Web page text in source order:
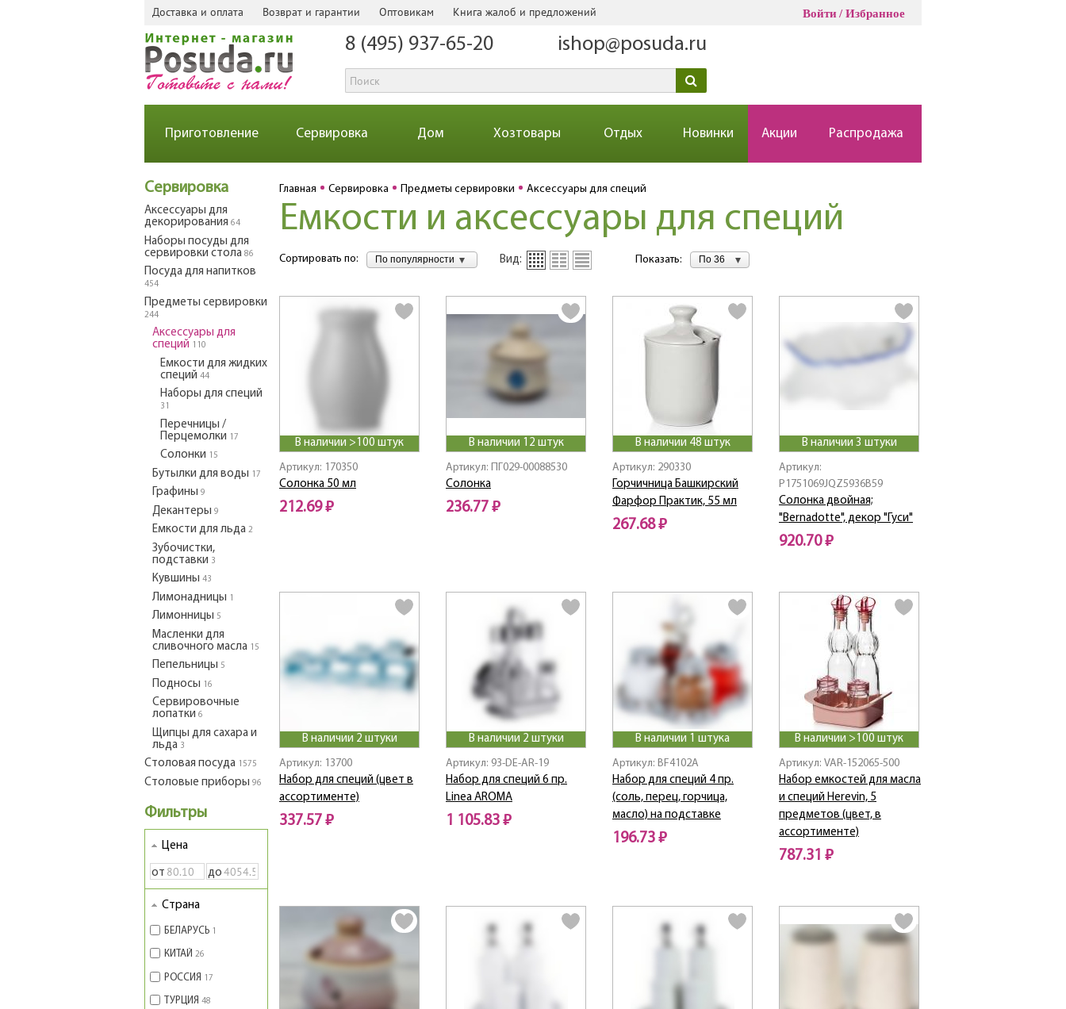
Доставка и оплата Возврат и гарантии Оптовикам Книга жалоб и предложений Войти Избранное
8 (495) 937-65-20 ishop@posuda.ru
Приготовление Сервировка Дом Хозтовары Отдых Новинки Акции Распродажа
Сервировка
Аксессуары для
декорирования 64
Наборы посуды для
сервировки стола 86
Посуда для напитков
454
Предметы сервировки
244
Аксессуары для
специй 110
Емкости для жидких
специй 44
Наборы для специй
31
Перечницы /
Перцемолки 17
Солонки 15
Бутылки для воды 17
Графины 9
Декантеры 9
Емкости для льда 2
Зубочистки,
подставки 3
Кувшины 43
Лимонадницы 1
Лимонницы 5
Масленки для
сливочного масла 15
Пепельницы 5
Подносы 16
Сервировочные
лопатки 6
Щипцы для сахара и
льда 3
Столовая посуда 1575
Столовые приборы 96
Фильтры
Цена
от до
Страна
БЕЛАРУСЬ 1
КИТАЙ 26
РОССИЯ 17
ТУРЦИЯ 48
Главная Сервировка Предметы сервировки Аксессуары для специй
Емкости и аксессуары для специй
Сортировать по: По популярности Вид: Показать: По 36
В наличии >100 штук
Артикул: 170350
Солонка 50 мл
212.69 ₽
В наличии 12 штук
Артикул: ПГ029-00088530
Солонка
236.77 ₽
В наличии 48 штук
Артикул: 290330
Горчичница Башкирский
Фарфор Практик, 55 мл
267.68 ₽
В наличии 3 штуки
Артикул:
P1751069JQZ5936B59
Солонка двойная;
"Bernadotte", декор "Гуси"
920.70 ₽
В наличии 2 штуки
Артикул: 13700
Набор для специй (цвет в
ассортименте)
337.57 ₽
В наличии 2 штуки
Артикул: 93-DE-AR-19
Набор для специй 6 пр.
Linea AROMA
1 105.83 ₽
В наличии 1 штука
Артикул: BF4102A
Набор для специй 4 пр.
(соль, перец, горчица,
масло) на подставке
196.73 ₽
В наличии >100 штук
Артикул: VAR-152065-500
Набор емкостей для масла
и специй Herevin, 5
предметов (цвет, в
ассортименте)
787.31 ₽